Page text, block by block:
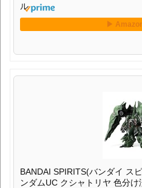
ル
BANDAI SPIRITS(バンダイ ス
ンダムUC クシャトリヤ 色分